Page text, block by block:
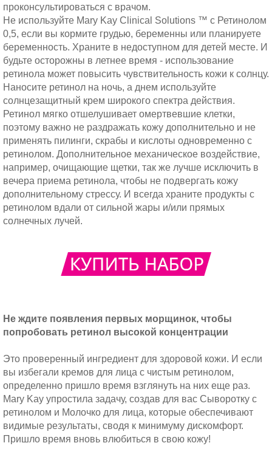
проконсультироваться с врачом.
Не используйте Mary Kay Clinical Solutions ™ с Ретинолом
0,5, если вы кормите грудью, беременны или планируете
беременность. Храните в недоступном для детей месте. И
будьте осторожны в летнее время - использование
ретинола может повысить чувствительность кожи к солнцу.
Наносите ретинол на ночь, а днем используйте
солнцезащитный крем широкого спектра действия.
Ретинол мягко отшелушивает омертвевшие клетки,
поэтому важно не раздражать кожу дополнительно и не
применять пилинги, скрабы и кислоты одновременно с
ретинолом. Дополнительное механическое воздействие,
например, очищающие щетки, так же лучше исключить в
вечера приема ретинола, чтобы не подвергать кожу
дополнительному стрессу. И всегда храните продукты с
ретинолом вдали от сильной жары и/или прямых
солнечных лучей.
Не ждите появления первых морщинок, чтобы
попробовать ретинол высокой концентрации
Это проверенный ингредиент для здоровой кожи. И если
вы избегали кремов для лица с чистым ретинолом,
определенно пришло время взглянуть на них еще раз.
Mary Kay упростила задачу, создав для вас Сыворотку с
ретинолом и Молочко для лица, которые обеспечивают
видимые результаты, сводя к минимуму дискомфорт.
Пришло время вновь влюбиться в свою кожу!